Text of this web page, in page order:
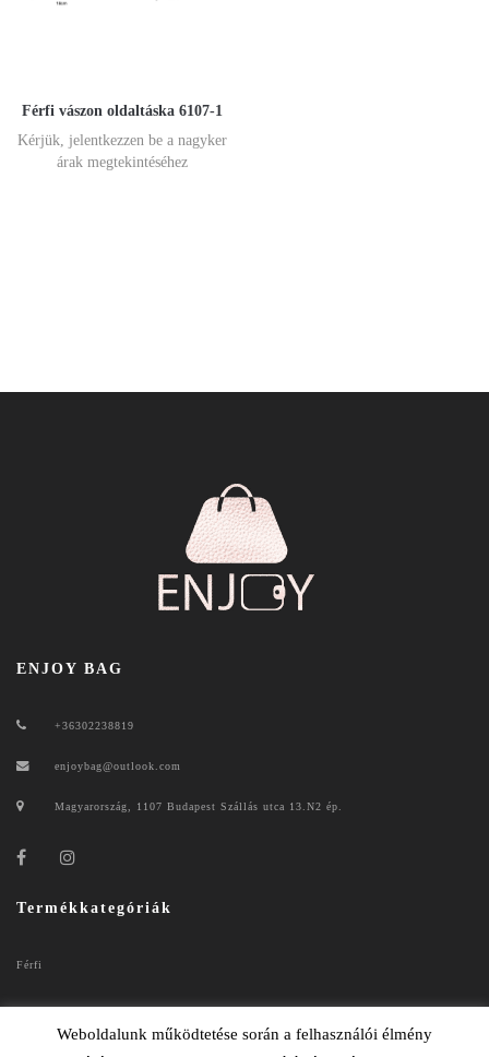
Férfi vászon oldaltáska 6107-1
Kérjük, jelentkezzen be a nagyker
árak megtekintéséhez
ENJOY BAG
+36302238819
enjoybag@outlook.com
Magyarország, 1107 Budapest Szállás utca 13.N2 ép.
Termékkategóriák
Férfi
Weboldalunk működtetése során a felhasználói élmény